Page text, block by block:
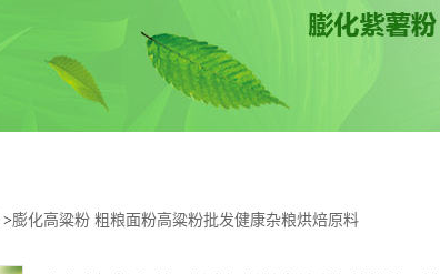
>膨化高粱粉 粗粮面粉高粱粉批发健康杂粮烘焙原料